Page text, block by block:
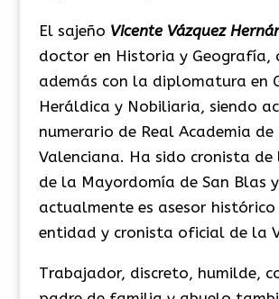
El sajeño Vicente Vázquez
doctor en Historia y Geografía,
además con la diplomatura en
Heráldica y Nobiliaria, siendo
numerario de Real Academia de
Valenciana. Ha sido cronista
de la Mayordomía de San Blas y
actualmente es asesor histórico
entidad y cronista oficial de la
Trabajador, discreto, humilde,